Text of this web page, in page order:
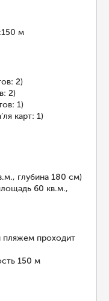
:150 м
2)
2)
1)
карт: 1)
глубина 180 см)
60 кв.м.,
проходит
150 м